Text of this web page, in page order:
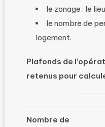
le zonage : le
le nombre de
logement.
Plafonds de
retenus pour
Nombre de